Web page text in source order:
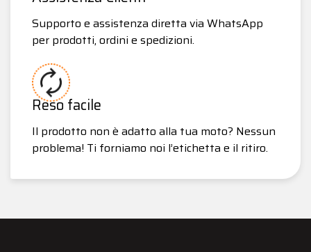
Supporto e assistenza diretta via WhatsApp
per prodotti, ordini e spedizioni.
Reso facile
Il prodotto non è adatto alla tua moto? Nessun
problema! Ti forniamo noi l’etichetta e il ritiro.